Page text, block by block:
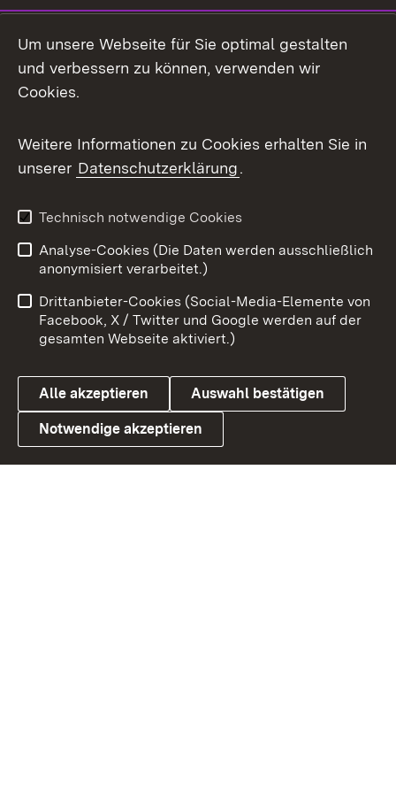
Facebook
X / Twitter
Youtube
Link zum Landesportal
Impressum
Kontakt
Barrierefreiheit
Datenschutz
Cookies
Um unsere Webseite für Sie optimal gestalten
und verbessern zu können, verwenden wir
Cookies.
Weitere Informationen zu Cookies erhalten Sie in
unserer Datenschutzerklärung.
Technisch notwendige Cookies
Analyse-Cookies (Die Daten werden ausschließlich
anonymisiert verarbeitet.)
Drittanbieter-Cookies (Social-Media-Elemente von
Facebook, X / Twitter und Google werden auf der
gesamten Webseite aktiviert.)
Alle akzeptieren Auswahl bestätigen
Notwendige akzeptieren